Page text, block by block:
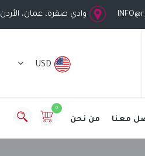
وادي صقرة، عمان، الأردن
USD
0
معنا من نحن